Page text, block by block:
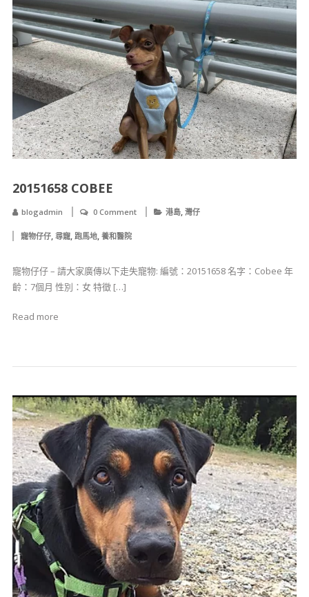
20151658 COBEE
blogadmin 0 Comment 港島, 灣仔
寵物仔仔, 尋寵, 跑馬地, 養和醫院
寵物仔仔 – 請大家廣傳以下走失寵物: 編號：20151658 名字：Cobee 年
齡：7個月 性別：女 特徵 […]
Read more